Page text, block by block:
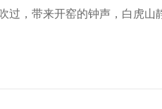
，带来开窑的钟声，白虎